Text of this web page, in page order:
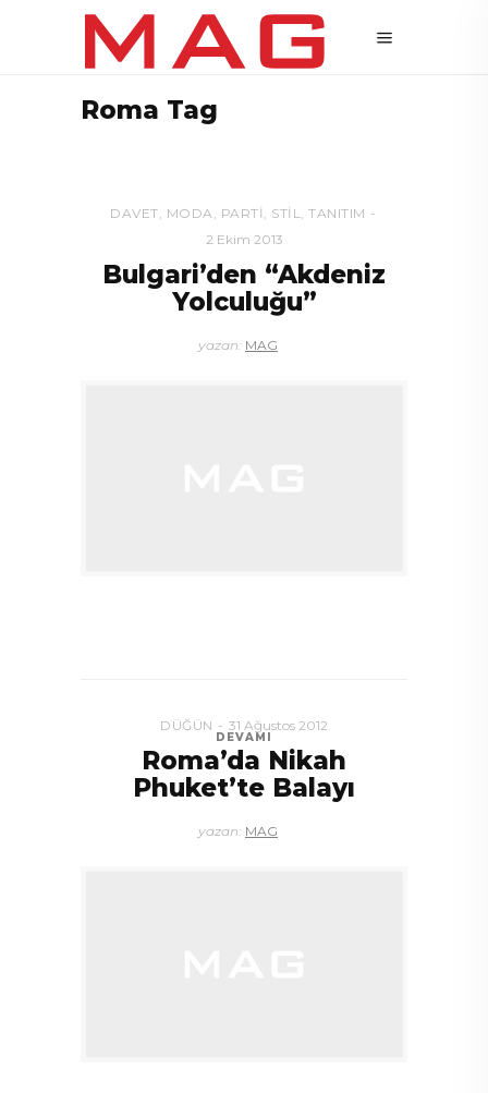
Roma Tag
DAVET, MODA, PARTI , STIL,TANITIM
2 Ekim 2013
Bulgari’den “Akdeniz
Yolculuğu”
yazan: MAG
DEVAMI
DÜĞÜN 31 Ağustos 2012
Roma’da Nikah
Phuket’te Balayı
yazan: MAG